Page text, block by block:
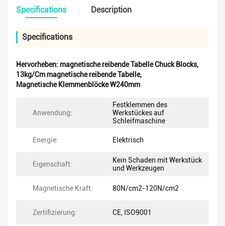
Specifications Description
Specifications
Hervorheben: magnetische reibende Tabelle Chuck Blocks,
13kg/Cm magnetische reibende Tabelle,
Magnetische Klemmenblöcke W240mm
Anwendung:
Festklemmen des
Werkstückes auf
Schleifmaschine
Energie: Elektrisch
Eigenschaft:
Kein Schaden mit Werkstück
und Werkzeugen
Magnetische Kraft: 80N/cm2-120N/cm2
Zertifizierung: CE, ISO9001